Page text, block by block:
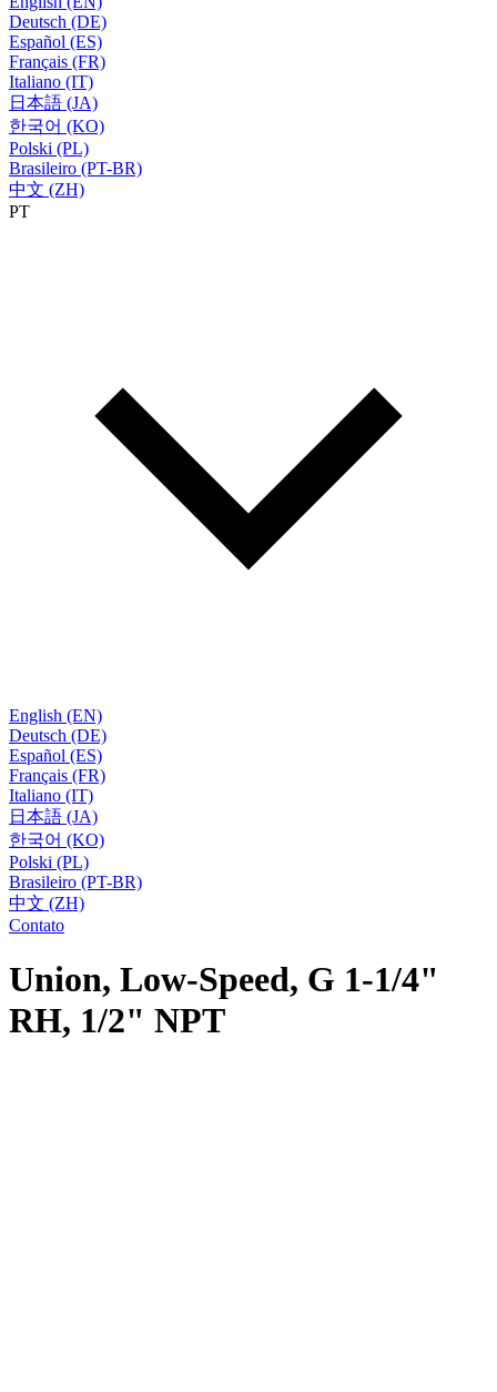
Deutsch (DE)
Español (ES)
Français (FR)
Italiano (IT)
日本語 (JA)
한국어 (KO)
Polski (PL)
Brasileiro (PT-BR)
中文 (ZH)
PT
English (EN)
Deutsch (DE)
Español (ES)
Français (FR)
Italiano (IT)
日本語 (JA)
한국어 (KO)
Polski (PL)
Brasileiro (PT-BR)
中文 (ZH)
Contato
Union, Low-Speed, G 1-1/4"
RH, 1/2" NPT